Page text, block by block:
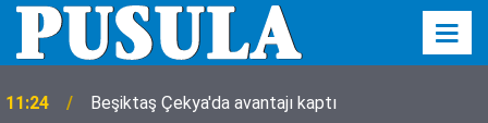
11:20 Karatay'da çocuklar camide dart oynuyor